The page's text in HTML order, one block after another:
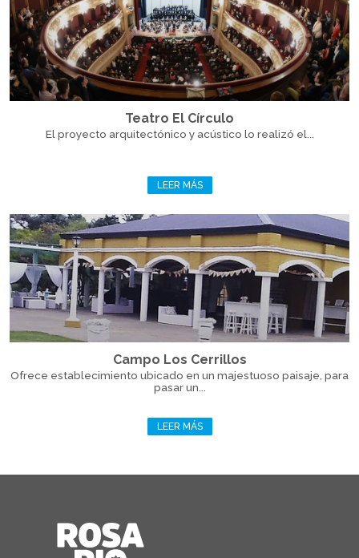
Teatro El Círculo
El proyecto arquitectónico y acústico lo realizó el...
LEER MÁS
Campo Los Cerrillos
Ofrece establecimiento ubicado en un majestuoso paisaje, para
pasar un...
LEER MÁS